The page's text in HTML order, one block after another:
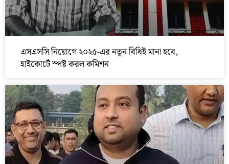
এসএসসি নিয়োগে ২০২৫-এর নতুন বিধিই মানা হবে,
হাইকোর্টে স্পষ্ট করল কমিশন